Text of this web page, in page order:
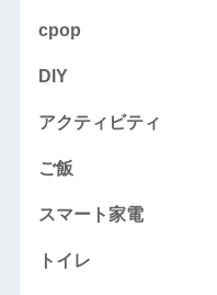
cpop
DIY
アクティビティ
ご飯
スマート家電
トイレ